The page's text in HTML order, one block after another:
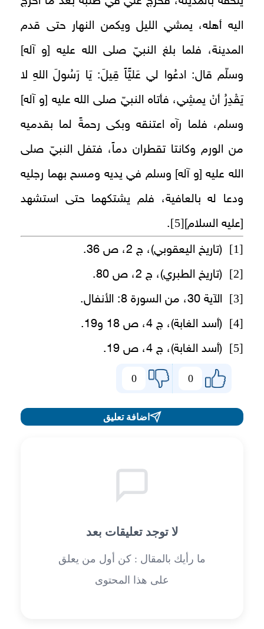
اليه أهله، يمشي الليل ويكمن النهار حتى قدم
المدينة، فلما بلغ النبيّ صلى الله عليه [و آله‏]
وسلّم قال: ادعُوا لي عَليًّاً قِيلَ: يَا رَسُولَ اللهِ لا
يَقْدِرُ أنْ يمشِي، فأتاه النبيّ صلى الله عليه [و آله‏]
وسلم، فلما رآه اعتنقه وبكى رحمةً لما بقدميه
من الورم وكانتا تقطران دماً، فتفل النبيّ صلى
الله عليه [و آله‏] وسلم في يديه ومسح بهما رجليه
ودعا له بالعافية، فلم يشتكهما حتى استشهد
[عليه السلام‏][5]
.
[1] (تاريخ اليعقوبي)، ج 2، ص 36.
[2] (تاريخ الطبري)، ج 2، ص 80.
[3] الآية 30، من السورة 8: الأنفال.
[4] (أسد الغابة)، ج 4، ص 18 و19.
[5] (أسد الغابة)، ج 4، ص 19.
0
0
اضافة تعليق
لا توجد تعليقات بعد
ما رأيك بالمقال : كن أول من يعلق
على هذا المحتوى